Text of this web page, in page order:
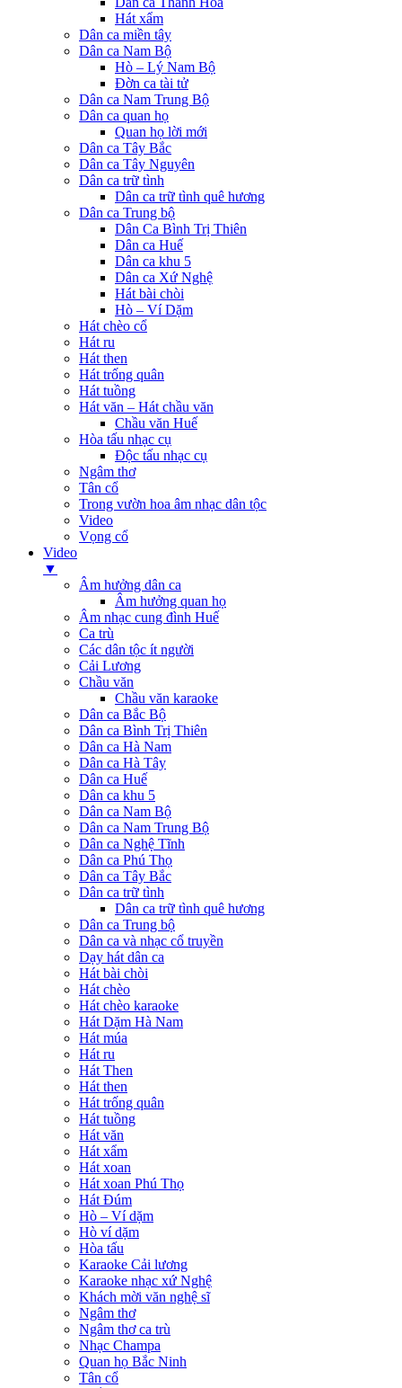
Hát xẩm
Dân ca miền tây
Dân ca Nam Bộ
Hò – Lý Nam Bộ
Đờn ca tài tử
Dân ca Nam Trung Bộ
Dân ca quan họ
Quan họ lời mới
Dân ca Tây Bắc
Dân ca Tây Nguyên
Dân ca trữ tình
Dân ca trữ tình quê hương
Dân ca Trung bộ
Dân Ca Bình Trị Thiên
Dân ca Huế
Dân ca khu 5
Dân ca Xứ Nghệ
Hát bài chòi
Hò – Ví Dặm
Hát chèo cổ
Hát ru
Hát then
Hát trống quân
Hát tuồng
Hát văn – Hát chầu văn
Chầu văn Huế
Hòa tấu nhạc cụ
Độc tấu nhạc cụ
Ngâm thơ
Tân cổ
Trong vườn hoa âm nhạc dân tộc
Video
Vọng cổ
Video
▼
Âm hưởng dân ca
Âm hưởng quan họ
Âm nhạc cung đình Huế
Ca trù
Các dân tộc ít người
Cải Lương
Chầu văn
Chầu văn karaoke
Dân ca Bắc Bộ
Dân ca Bình Trị Thiên
Dân ca Hà Nam
Dân ca Hà Tây
Dân ca Huế
Dân ca khu 5
Dân ca Nam Bộ
Dân ca Nam Trung Bộ
Dân ca Nghệ Tĩnh
Dân ca Phú Thọ
Dân ca Tây Bắc
Dân ca trữ tình
Dân ca trữ tình quê hương
Dân ca Trung bộ
Dân ca và nhạc cổ truyền
Dạy hát dân ca
Hát bài chòi
Hát chèo
Hát chèo karaoke
Hát Dặm Hà Nam
Hát múa
Hát ru
Hát Then
Hát then
Hát trống quân
Hát tuồng
Hát văn
Hát xẩm
Hát xoan
Hát xoan Phú Thọ
Hát Đúm
Hò – Ví dặm
Hò ví dặm
Hòa tấu
Karaoke Cải lương
Karaoke nhạc xứ Nghệ
Khách mời văn nghệ sĩ
Ngâm thơ
Ngâm thơ ca trù
Nhạc Champa
Quan họ Bắc Ninh
Tân cổ